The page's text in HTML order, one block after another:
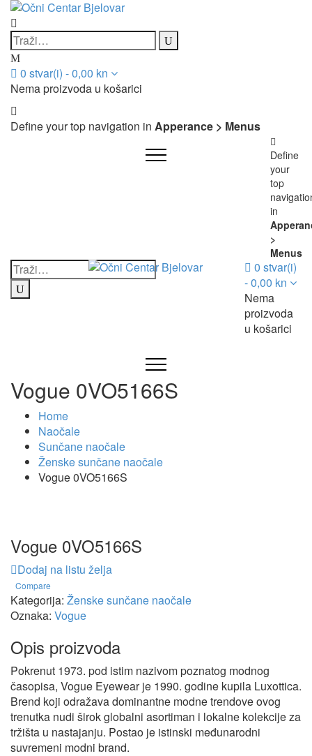
0 stvar(i) -0,00 kn
Nema proizvoda u košarici
Define your top navigation in Apperance > Menus
Define
your
top
in
>
Menus
0 stvar(i)
-0,00 kn
Nema
proizvoda
u košarici
Vogue 0VO5166S
Home
Naočale
Sunčane naočale
Ženske sunčane naočale
Vogue 0VO5166S
Vogue 0VO5166S
Dodaj na listu želja
Compare
Kategorija: Ženske sunčane naočale
Oznaka: Vogue
Opis proizvoda
Pokrenut 1973. pod istim nazivom poznatog modnog
časopisa, Vogue Eyewear je 1990. godine kupila Luxottica.
Brend koji odražava dominantne modne trendove ovog
trenutka nudi širok globalni asortiman i lokalne kolekcije za
tržišta u nastajanju. Postao je istinski međunarodni
suvremeni modni brand.